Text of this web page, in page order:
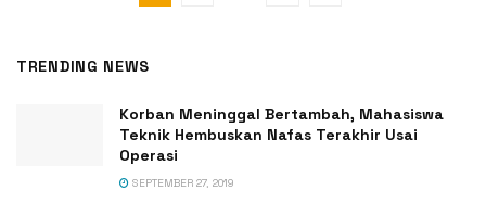
TRENDING NEWS
Korban Meninggal Bertambah, Mahasiswa
Teknik Hembuskan Nafas Terakhir Usai
Operasi
SEPTEMBER 27, 2019